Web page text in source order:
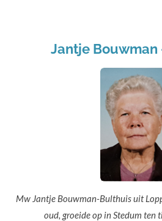
Jantje
Mw Jantje Bouwman-Bulthuis uit
oud, groeide op in Stedum ten